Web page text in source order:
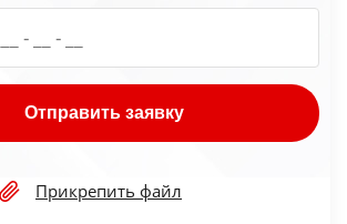
Отправить заявку
Прикрепить файл